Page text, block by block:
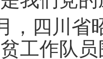
，四川省
工作队